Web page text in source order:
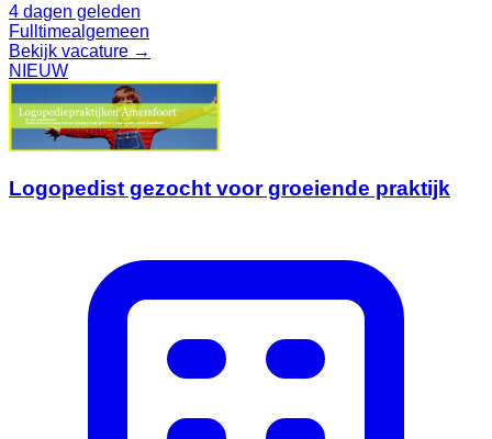
4 dagen geleden
Fulltimealgemeen
Bekijk vacature →
NIEUW
Logopedist gezocht voor groeiende praktijk